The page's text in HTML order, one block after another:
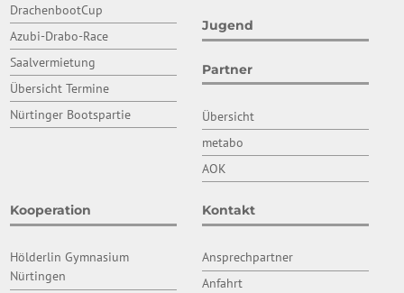
DrachenbootCup
Azubi-Drabo-Race
Saalvermietung
Übersicht Termine
Nürtinger Bootspartie
Jugend
Partner
Übersicht
metabo
AOK
Kooperation
Hölderlin Gymnasium
Nürtingen
Kontakt
Ansprechpartner
Anfahrt